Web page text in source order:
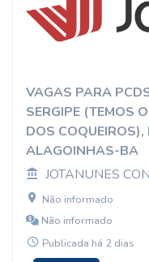
VAGAS PARA
SERGIPE (TEMOS
DOS
ALAGOINHAS-BA
JOTANUNES
Não informado
Não informado
Publicada há 2 dias